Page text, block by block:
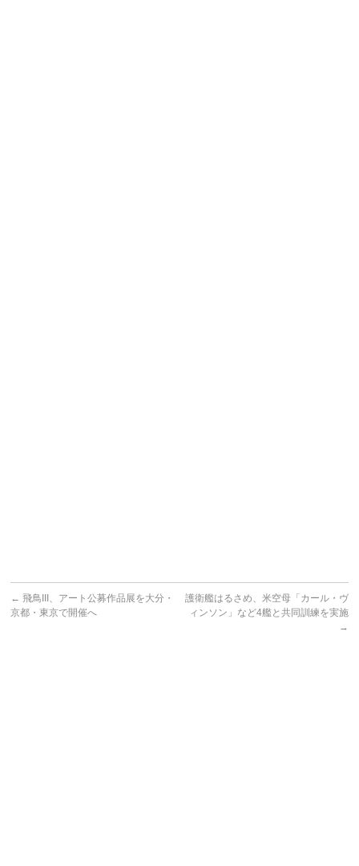
← 飛鳥III、アート公募作品展を大分・
京都・東京で開催へ
護衛艦はるさめ、米空母「カール・ヴ
ィンソン」など4艦と共同訓練を実施
→